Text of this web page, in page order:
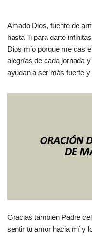
Amado Dios, fuente de
hasta Ti para darte
Dios mío porque me das
alegrías de cada jornada
ayudan a ser más fuerte y
Gracias también Padre
sentir tu amor hacia mí y